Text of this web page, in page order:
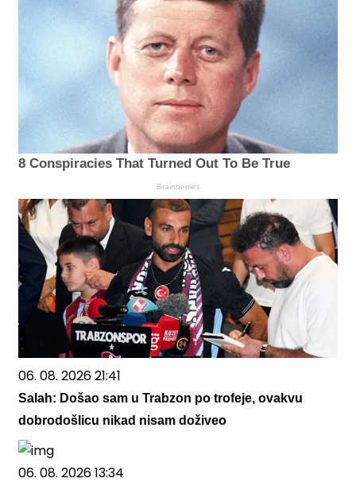
8 Conspiracies That Turned Out To Be True
Brainberries
06. 08. 2026 21:41
Salah: Došao sam u Trabzon po trofeje, ovakvu
dobrodošlicu nikad nisam doživeo
06. 08. 2026 13:34